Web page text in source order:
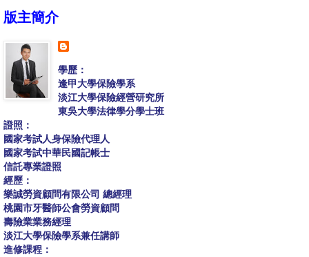
版主簡介
學歷：
逢甲大學保險學系
淡江大學保險經營研究所
東吳大學法律學分學士班
證照：
國家考試人身保險代理人
國家考試中華民國記帳士
信託專業證照
經歷：
樂誠勞資顧問有限公司 總經理
桃園市牙醫師公會勞資顧問
壽險業業務經理
淡江大學保險學系兼任講師
進修課程：